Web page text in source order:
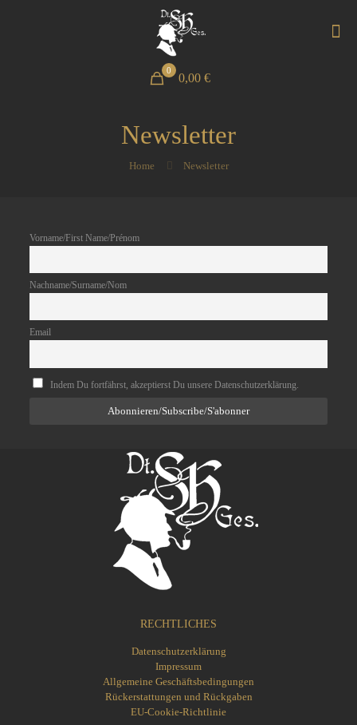
0
0,00 €
Newsletter
Home Newsletter
Vorname/First Name/Prénom
Nachname/Surname/Nom
Email
Indem Du fortfährst, akzeptierst Du unsere Datenschutzerklärung.
RECHTLICHES
Datenschutzerklärung
Impressum
Allgemeine Geschäftsbedingungen
Rückerstattungen und Rückgaben
EU-Cookie-Richtlinie